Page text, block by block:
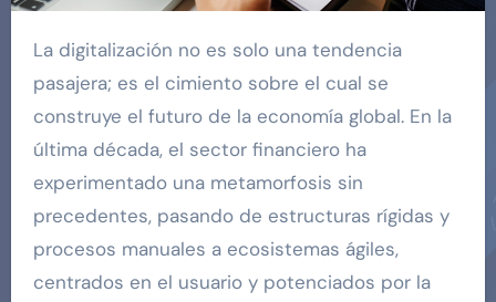
La digitalización no es solo una tendencia
pasajera; es el cimiento sobre el cual se
construye el futuro de la economía global. En la
última década, el sector financiero ha
experimentado una metamorfosis sin
precedentes, pasando de estructuras rígidas y
procesos manuales a ecosistemas ágiles,
centrados en el usuario y potenciados por la